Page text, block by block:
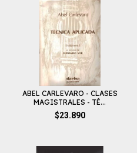
ABEL CARLEVARO - CLASES
MAGISTRALES - TÉ...
$23.890